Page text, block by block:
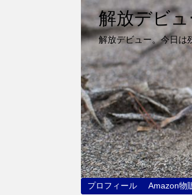
解放デビ
解放デビュー。今日は
プロフィール Amazon物